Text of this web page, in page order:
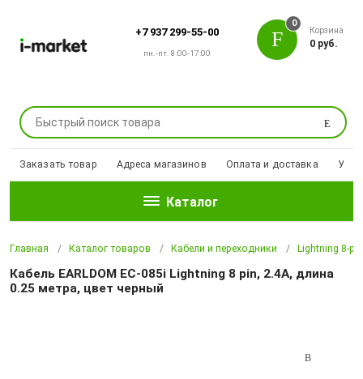
+7 937 299-55-00
пн.-пт. 8:00-17:00
Поиск
0
Корзина
0 руб.
Заказать товар Адреса магазинов Оплата и доставка
Каталог
Главная Каталог товаров Кабели и переходники Lightning 8-pin
Кабель EARLDOM EC-085i Lightning 8 pin, 2.4A, длина
0.25 метра, цвет черный